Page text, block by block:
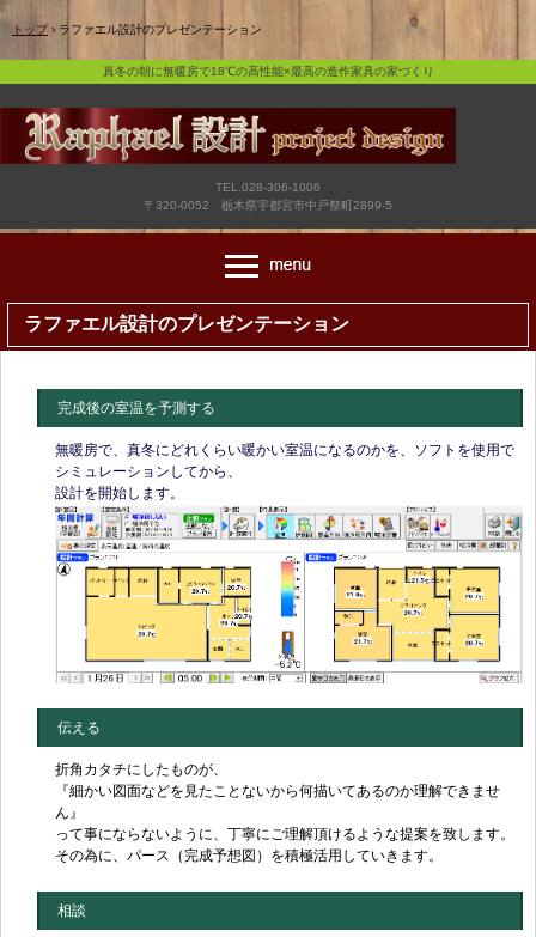
真冬の朝に無暖房で18℃の高性能×最高の造作家具の家づくり
トップ › ラファエル設計のプレゼンテーション
真冬の朝に無暖房で18℃の高性能×最高の造作家具の家づくり
TEL.028-306-1006
〒320-0052 栃木県宇都宮市中戸祭町2899-5
ラファエル設計のプレゼンテーション
完成後の室温を予測する
無暖房で、真冬にどれくらい暖かい室温になるのかを、ソフトを使用で
シミュレーションしてから、
設計を開始します。
伝える
折角カタチにしたものが、
『細かい図面などを見たことないから何描いてあるのか理解できませ
ん』
って事にならないように、丁寧にご理解頂けるような提案を致します。
その為に、パース（完成予想図）を積極活用していきます。
相談